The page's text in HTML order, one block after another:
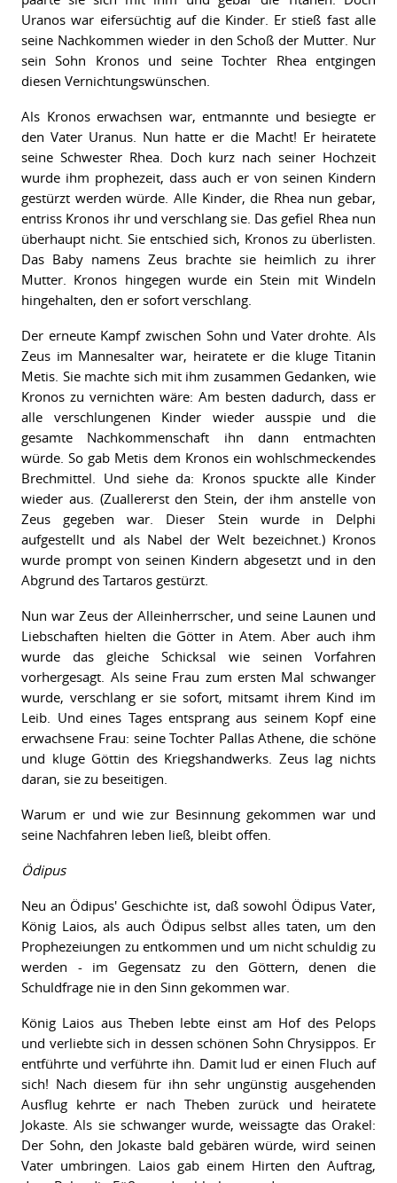
Uranos war eifersüchtig auf die Kinder. Er stieß fast alle
seine Nachkommen wieder in den Schoß der Mutter. Nur
sein Sohn Kronos und seine Tochter Rhea entgingen
diesen Vernichtungswünschen.
Als Kronos erwachsen war, entmannte und besiegte er
den Vater Uranus. Nun hatte er die Macht! Er heiratete
seine Schwester Rhea. Doch kurz nach seiner Hochzeit
wurde ihm prophezeit, dass auch er von seinen Kindern
gestürzt werden würde. Alle Kinder, die Rhea nun gebar,
entriss Kronos ihr und verschlang sie. Das gefiel Rhea nun
überhaupt nicht. Sie entschied sich, Kronos zu überlisten.
Das Baby namens Zeus brachte sie heimlich zu ihrer
Mutter. Kronos hingegen wurde ein Stein mit Windeln
hingehalten, den er sofort verschlang.
Der erneute Kampf zwischen Sohn und Vater drohte. Als
Zeus im Mannesalter war, heiratete er die kluge Titanin
Metis. Sie machte sich mit ihm zusammen Gedanken, wie
Kronos zu vernichten wäre: Am besten dadurch, dass er
alle verschlungenen Kinder wieder ausspie und die
gesamte Nachkommenschaft ihn dann entmachten
würde. So gab Metis dem Kronos ein wohlschmeckendes
Brechmittel. Und siehe da: Kronos spuckte alle Kinder
wieder aus. (Zuallererst den Stein, der ihm anstelle von
Zeus gegeben war. Dieser Stein wurde in Delphi
aufgestellt und als Nabel der Welt bezeichnet.) Kronos
wurde prompt von seinen Kindern abgesetzt und in den
Abgrund des Tartaros gestürzt.
Nun war Zeus der Alleinherrscher, und seine Launen und
Liebschaften hielten die Götter in Atem. Aber auch ihm
wurde das gleiche Schicksal wie seinen Vorfahren
vorhergesagt. Als seine Frau zum ersten Mal schwanger
wurde, verschlang er sie sofort, mitsamt ihrem Kind im
Leib. Und eines Tages entsprang aus seinem Kopf eine
erwachsene Frau: seine Tochter Pallas Athene, die schöne
und kluge Göttin des Kriegshandwerks. Zeus lag nichts
daran, sie zu beseitigen.
Warum er und wie zur Besinnung gekommen war und
seine Nachfahren leben ließ, bleibt offen.
Ödipus
Neu an Ödipus' Geschichte ist, daß sowohl Ödipus Vater,
König Laios, als auch Ödipus selbst alles taten, um den
Prophezeiungen zu entkommen und um nicht schuldig zu
werden - im Gegensatz zu den Göttern, denen die
Schuldfrage nie in den Sinn gekommen war.
König Laios aus Theben lebte einst am Hof des Pelops
und verliebte sich in dessen schönen Sohn Chrysippos. Er
entführte und verführte ihn. Damit lud er einen Fluch auf
sich! Nach diesem für ihn sehr ungünstig ausgehenden
Ausflug kehrte er nach Theben zurück und heiratete
Jokaste. Als sie schwanger wurde, weissagte das Orakel:
Der Sohn, den Jokaste bald gebären würde, wird seinen
Vater umbringen. Laios gab einem Hirten den Auftrag,